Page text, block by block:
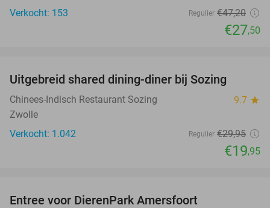
Verkocht: 153
Regulier €47,20
€27,50
Uitgebreid shared dining-diner bij Sozing
Chinees-Indisch Restaurant Sozing 9.7 star
Zwolle
Verkocht: 1.042
Regulier €29,95
€19,95
Entree voor DierenPark Amersfoort